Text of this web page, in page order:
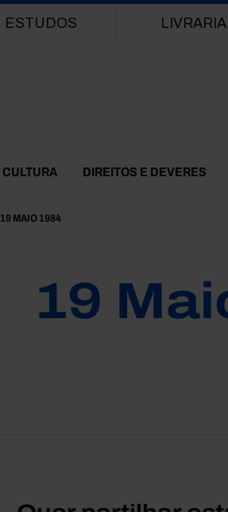
ESTUDOS LIVRARIA
CULTURA DIREITOS E DEVERES
19 MAIO 1984
19